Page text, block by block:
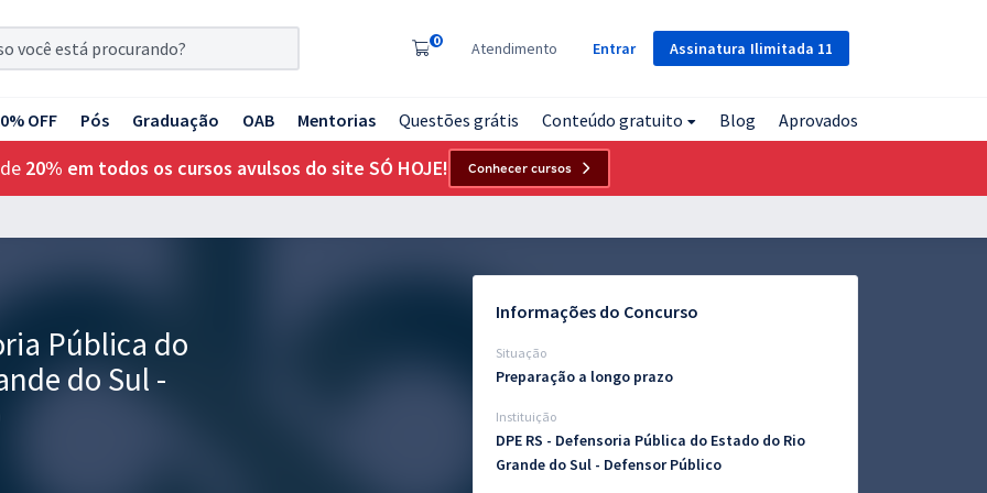
Assinatura Ilimitada 11
0 Atendimento Entrar
OFF Pós Graduação OAB Mentorias Questões grátis Conteúdo gratuito Blog Aprovados
20% em todos os cursos avulsos do site SÓ HOJE! Conhecer cursos
Pública do
do Sul -
Informações do Concurso
Situação
Preparação a longo prazo
Instituição
DPE RS - Defensoria Pública do Estado do Rio
Grande do Sul - Defensor Público